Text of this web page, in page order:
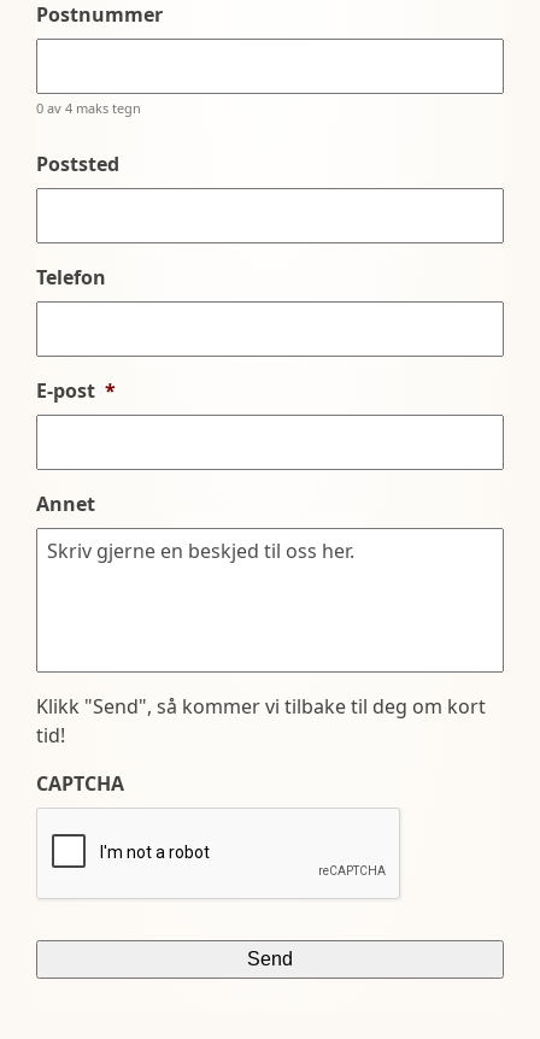
Postnummer
0 av 4 maks tegn
Poststed
Telefon
E-post *
Annet
Klikk "Send", så kommer vi tilbake til deg om kort
tid!
CAPTCHA